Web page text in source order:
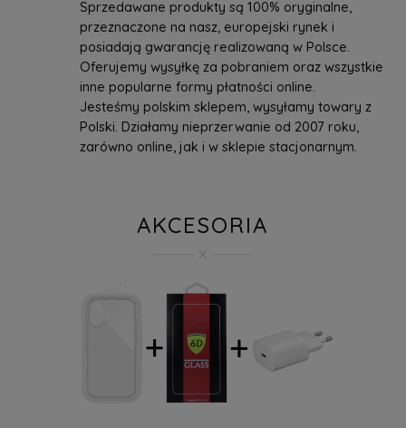
Sprzedawane produkty są 100% oryginalne,
przeznaczone na nasz, europejski rynek i
posiadają gwarancję realizowaną w Polsce.
Oferujemy wysyłkę za pobraniem oraz wszystkie
inne popularne formy płatności online.
Jesteśmy polskim sklepem, wysyłamy towary z
Polski. Działamy nieprzerwanie od 2007 roku,
zarówno online, jak i w sklepie stacjonarnym.
AKCESORIA